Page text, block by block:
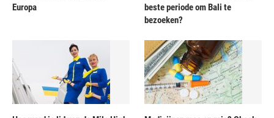
Europa
beste periode om Bali te
bezoeken?